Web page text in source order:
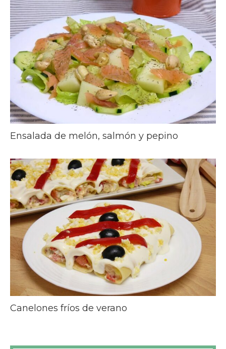
Ensalada de melón, salmón y pepino
Canelones fríos de verano